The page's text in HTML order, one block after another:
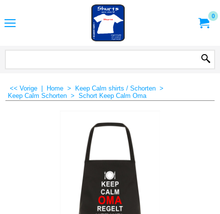
0
<< Vorige Home > Keep Calm shirts / Schorten >
Keep Calm Schorten > Schort Keep Calm Oma